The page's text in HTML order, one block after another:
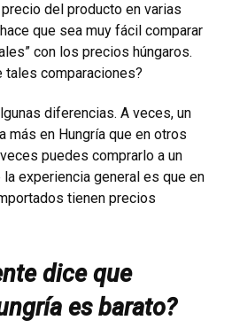
del producto en varias
que sea muy fácil comparar
con los precios húngaros.
tales comparaciones?
diferencias. A veces, un
más en Hungría que en otros
puedes comprarlo a un
experiencia general es que en
tienen precios
dice que
es barato?